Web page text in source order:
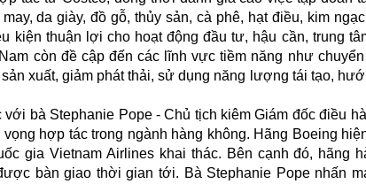
da giày, đồ gỗ, thủy sản, cà phê, hạt điều, kim
kiện thuận lợi cho hoạt động đầu tư, hậu cần, trung
còn đề cập đến các lĩnh vực tiềm năng như
xuất, giảm phát thải, sử dụng năng lượng tái tạo,
bà Stephanie Pope - Chủ tịch kiêm Giám đốc điều
hợp tác trong ngành hàng không. Hãng Boeing
gia Vietnam Airlines khai thác. Bên cạnh đó, hãng
bàn giao thời gian tới. Bà Stephanie Pope nhấn